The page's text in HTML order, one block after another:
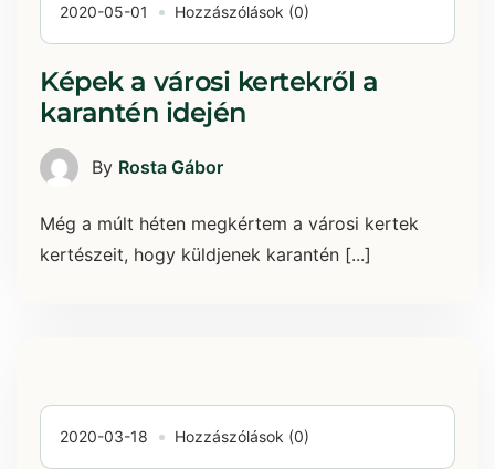
2020-05-01 Hozzászólások (0)
Képek a városi kertekről a
karantén idején
By Rosta Gábor
Még a múlt héten megkértem a városi kertek
kertészeit, hogy küldjenek karantén [...]
2020-03-18 Hozzászólások (0)